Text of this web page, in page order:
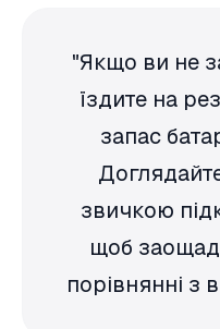
"Якщо ви не
їздите на
запас
звичкою
щоб
порівнянні з